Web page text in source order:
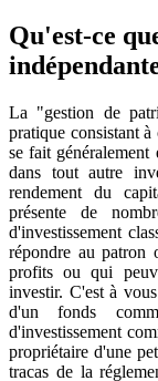
Qu'est-ce
La "gestion de
pratique consistant
se fait
dans tout autre
rendement du
présente de
d'investissement
répondre au patron
profits ou qui
investir. C'est à
d'un fonds
d'investissement
propriétaire d'une
tracas de la